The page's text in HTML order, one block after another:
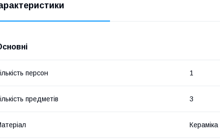
персон 1
предметів 3
Кераміка